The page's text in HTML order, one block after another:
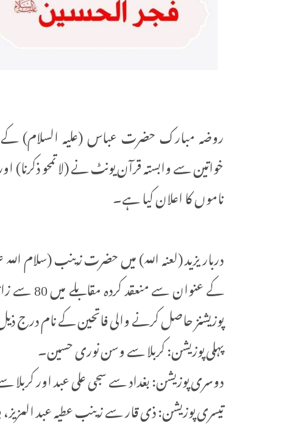
روضہ مبارک حضرت عباس (علیہ السلام) کے
خواتین سے وابستہ قرآن یونٹ نے (لا تمحو ذكرنا)
ناموں کا اعلان کیا ہے۔
دربار يزيد (لعنه الله) میں حضرت زینب (سلام
کے
پوزیشنز حاصل کرنے والی فاتحین کے نام درج
پہلی پوزیشن: کربلا سے وسن نوری حسین۔
دوسری پوزیشن: بغداد سے سجی علی عبد اور کربلا
تیسری پوزیشن: ذی قار سے زینب عطیہ عبد